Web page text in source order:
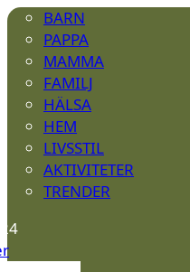
BARN
PAPPA
MAMMA
FAMILJ
HÄLSA
HEM
LIVSSTIL
AKTIVITETER
TRENDER